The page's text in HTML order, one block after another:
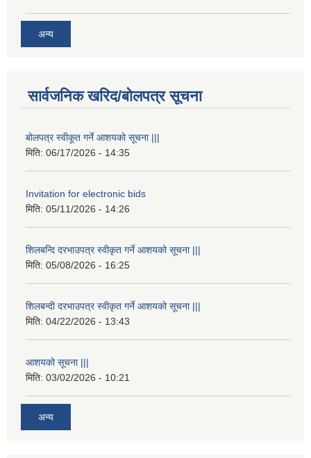
अन्य
सार्वजनिक खरिद/बोलपत्र सूचना
बोलपत्र स्वीकूत गर्ने आशयको सूचना |||
मिति: 06/17/2026 - 14:35
Invitation for electronic bids
मिति: 05/11/2026 - 14:26
शिलबन्दि दरभाउपत्र स्वीकृत गर्ने आशयको सूचना |||
मिति: 05/08/2026 - 16:25
शिलबन्दी दरभाउपत्र स्वीकृत गर्ने आशयको सूचना |||
मिति: 04/22/2026 - 13:43
आशयको सूचना |||
मिति: 03/02/2026 - 10:21
अन्य